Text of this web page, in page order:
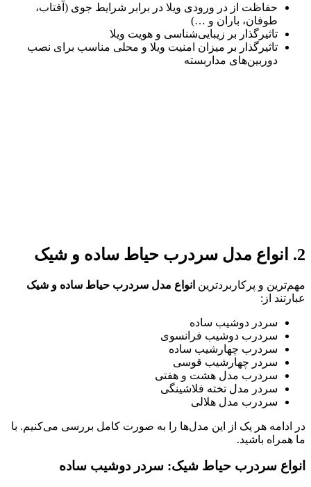
حفاظت از در ورودی ویلا در برابر شرایط جوی (آفتاب،
طوفان، باران و …)
تاثیرگذار بر زیبایی‌شناسی و هویت ویلا
تاثیرگذار بر میزان امنیت ویلا و محلی مناسب برای نصب
دوربین‌های مداربسته
و پرکاربردترینانواع مدل سردرب حیاط ساده و شیک
از:
سردر دوشیب ساده
سردرب دوشیب فرانسوی
سردرب چهارشیب ساده
سردر چهارشیب قوسی
سردرب مدل هشت و هفتی
سردر مدل تخته فلاشینگی
سردرب مدل هلالی
هر یک از این مدل‌ها را به صورت کامل بررسی می‌کنیم. با
باشید.
سردرب حیاط شیک: سردر دوشیب ساده